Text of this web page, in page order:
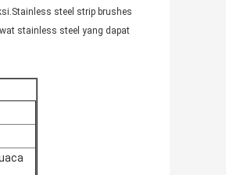
steel strip brushes
stainless steel yang dapat